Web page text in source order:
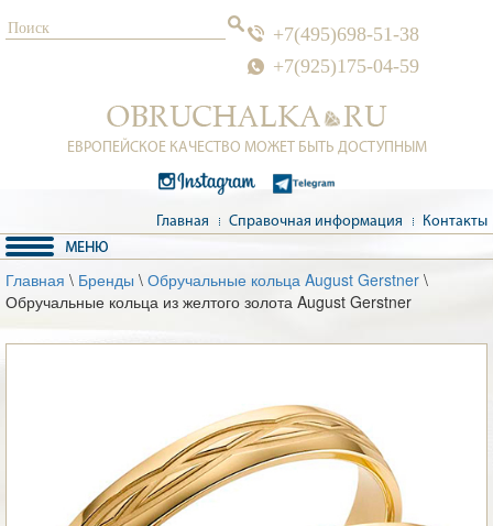
+7(495)698-51-38
+7(925)175-04-59
ЕВРОПЕЙСКОЕ КАЧЕСТВО МОЖЕТ БЫТЬ ДОСТУПНЫМ
Главная Справочная информация Контакты
Главная \ Бренды \ Обручальные кольца August Gerstner \
Обручальные кольца из желтого золота August Gerstner